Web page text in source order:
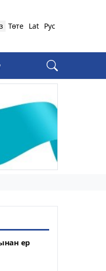
Төте Lat Рус
ер